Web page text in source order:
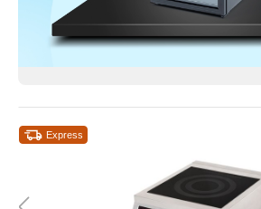
Express